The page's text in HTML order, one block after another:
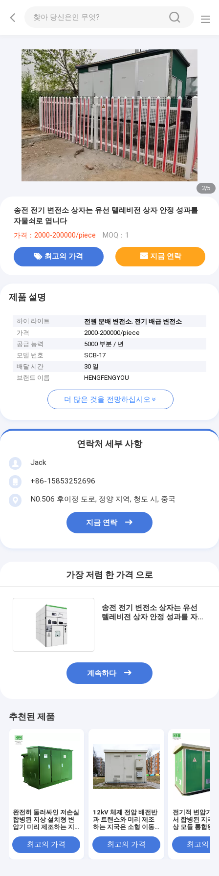
2/5
송전 전기 변전소 상자는 유선 텔레비전 상자 안정 성과를
자물쇠로 엽니다
가격：2000-200000/piece MOQ：1
최고의 가격 지금 연락
제품 설명
하이 라이트 전원 분배 변전소, 전기 배급 변전소
가격
2000-200000/piece
공급 능력
5000 부분 / 년
모델 번호
SCB-17
배달 시간
30 일
브랜드 이름
HENGFENGYOU
더 많은 것을 전망하십시오
연락처 세부 사항
Jack
+86-15853252696
N0.506 후이정 도로, 정양 지역, 청도 시, 중국
지금 연락
가장 저렴 한 가격 으로
송전 전기 변전소 상자는 유선
텔레비전 상자 안정 성과를 자물
계속하다
추천된 제품
완전히 둘러싸인 저손실
합병된 지상 설치형 변
압기 미리 제조하는 지
최고의 가격
12kV 체제 전압 배전반
과 트랜스와 미리 제조
하는 지국은 소형 이동
최고의 가격
전기적 변압기
서 합병된 지국
상 모듈 통합된
최고의